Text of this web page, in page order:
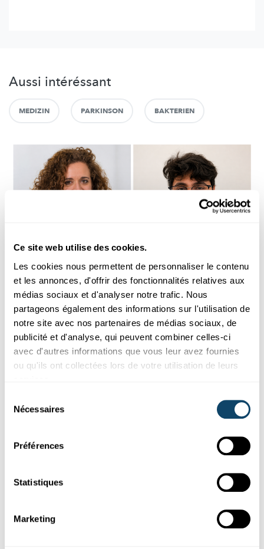
Ce site web utilise des cookies.
Les cookies nous permettent de personnaliser le contenu
et les annonces, d'offrir des fonctionnalités relatives aux
médias sociaux et d'analyser notre trafic. Nous
partageons également des informations sur l'utilisation de
notre site avec nos partenaires de médias sociaux, de
publicité et d'analyse, qui peuvent combiner celles-ci
avec d'autres informations que vous leur avez fournies
ou qu'ils ont collectées lors de votre utilisation de leurs
Nécessaires
Préférences
Statistiques
Marketing
Aussi intéréssant
MEDIZIN PARKINSON BAKTERIEN
Recherche au Luxembourg
WOMEN'S HEALTH
The Gender Health Gap: the big little
difference
Researchers from the Luxembourg Institute of Health (LIH) have
investigated gender inequalities in health and healthcare...